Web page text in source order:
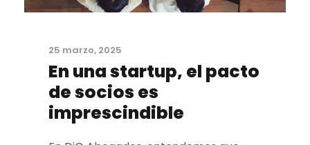
25 marzo, 2025
En una startup, el pacto
de socios es
imprescindible